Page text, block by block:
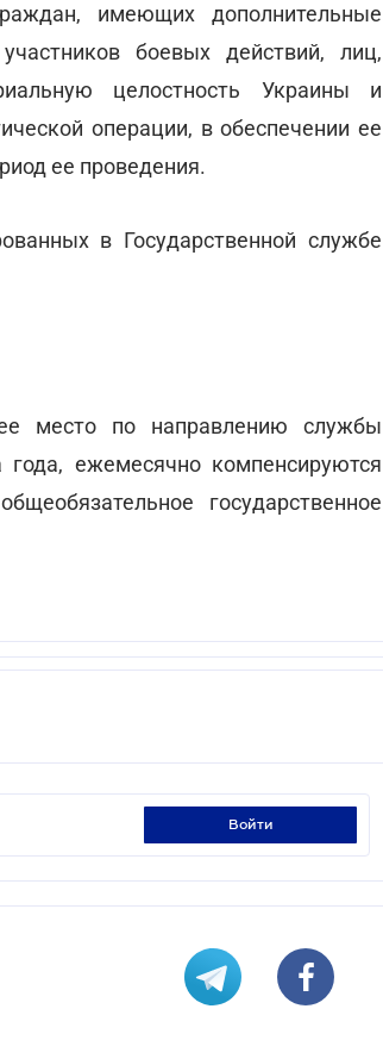
имеющих дополнительные
боевых действий, лиц,
целостность Украины и
операции, в обеспечении ее
ее проведения.
в Государственной службе
место по направлению службы
ежемесячно компенсируются
государственное
войти